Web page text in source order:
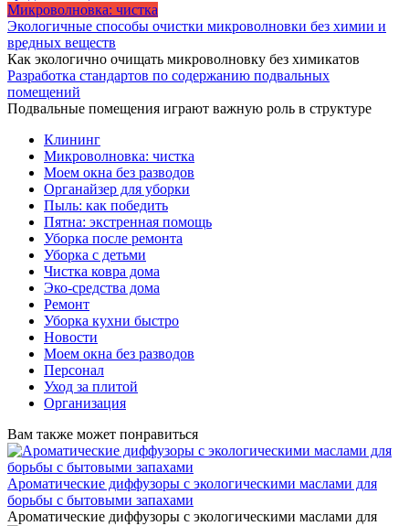
Микроволновка: чистка
Экологичные способы очистки микроволновки без химии и
вредных веществ
Как экологично очищать микроволновку без химикатов
Разработка стандартов по содержанию подвальных
помещений
Подвальные помещения играют важную роль в структуре
Клининг
Микроволновка: чистка
Моем окна без разводов
Органайзер для уборки
Пыль: как победить
Пятна: экстренная помощь
Уборка после ремонта
Уборка с детьми
Чистка ковра дома
Эко-средства дома
Ремонт
Уборка кухни быстро
Новости
Моем окна без разводов
Персонал
Уход за плитой
Организация
Вам также может понравиться
Ароматические диффузоры с экологическими маслами для
борьбы с бытовыми запахами
Ароматические диффузоры с экологическими маслами для